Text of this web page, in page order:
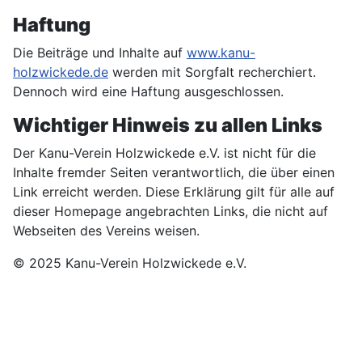
Haftung
Die Beiträge und Inhalte auf www.kanu-
holzwickede.de werden mit Sorgfalt recherchiert.
Dennoch wird eine Haftung ausgeschlossen.
Wichtiger Hinweis zu allen Links
Der Kanu-Verein Holzwickede e.V. ist nicht für die
Inhalte fremder Seiten verantwortlich, die über einen
Link erreicht werden. Diese Erklärung gilt für alle auf
dieser Homepage angebrachten Links, die nicht auf
Webseiten des Vereins weisen.
© 2025 Kanu-Verein Holzwickede e.V.